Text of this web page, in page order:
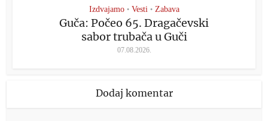
Izdvajamo • Vesti • Zabava
Guča: Počeo 65. Dragačevski
sabor trubača u Guči
07.08.2026.
Dodaj komentar